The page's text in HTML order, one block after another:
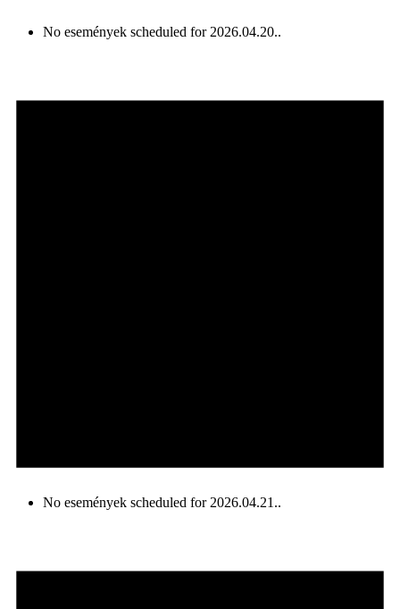
No események scheduled for 2026.04.20..
No események scheduled for 2026.04.21..